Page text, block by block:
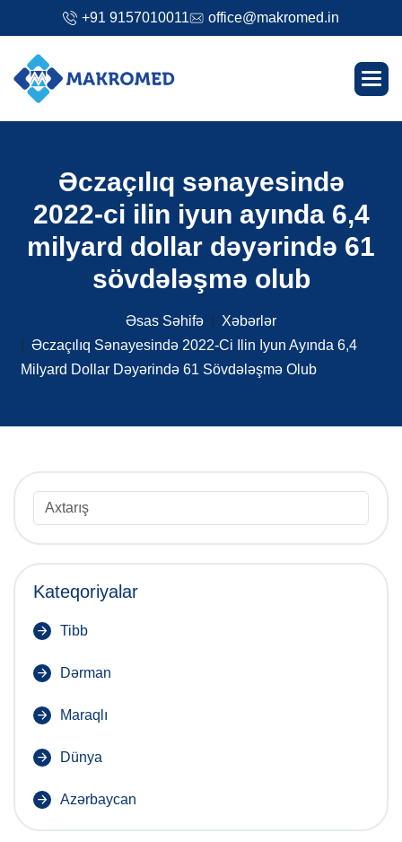
+91 9157010011 office@makromed.in
Əczaçı ıq sənayesində
2022-ci i in iyun ayında 6,4
mi yard do ar dəyərində 61
sövdə əşmə ol u b
Əsas Səhifə
Xəbərlər
Əczaçılıq Sənayesində 2022-Ci Ilin Iyun Ayında 6,4
Milyard Dollar Dəyərində 61 Sövdələşmə Olub
Kateqoriyalar
Tibb
Dərman
Maraqlı
Dünya
Azərbaycan